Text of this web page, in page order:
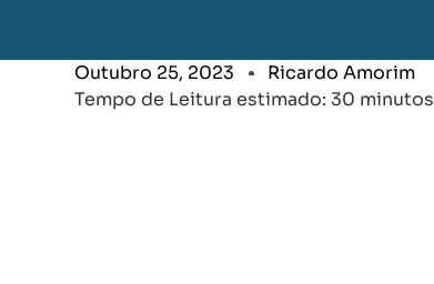
Outubro 25, 2023
Ricardo Amorim
Tempo de Leitura estimado: 30 minutos